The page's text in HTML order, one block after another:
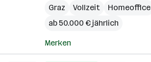
Graz
Vollzeit
Homeoffice
ab 50.000 € jährlich
Merken